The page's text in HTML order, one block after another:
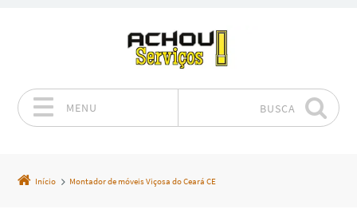
MENU BUSCA
Início Montador de móveis Viçosa do Ceará CE